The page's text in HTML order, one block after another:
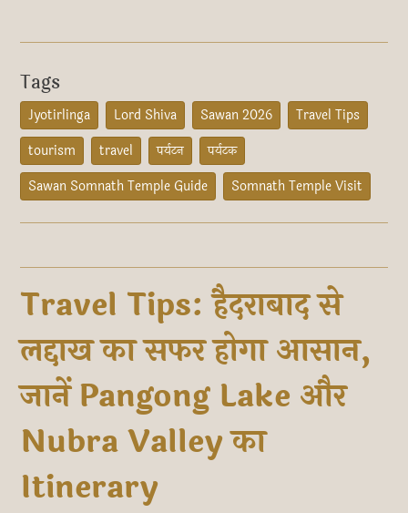
Tags
Jyotirlinga Lord Shiva Sawan 2026
Travel Tips
tourism
travel पर्यटन
पर्यटक
Sawan Somnath Temple Guide
Somnath Temple Visit
Travel Tips: हैदराबाद से
लद्दाख का सफर होगा आसान,
जानें Pangong Lake और
Nubra Valley का
Itinerary